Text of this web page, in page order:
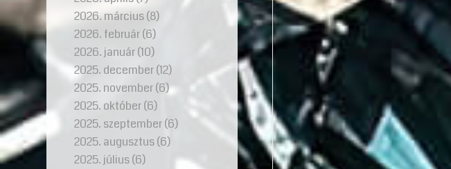
2026. március(8)
2026. február(6)
2026. január(10)
2025. december(12)
2025. november(6)
2025. október(6)
2025. szeptember(6)
2025. augusztus(6)
2025. július(6)